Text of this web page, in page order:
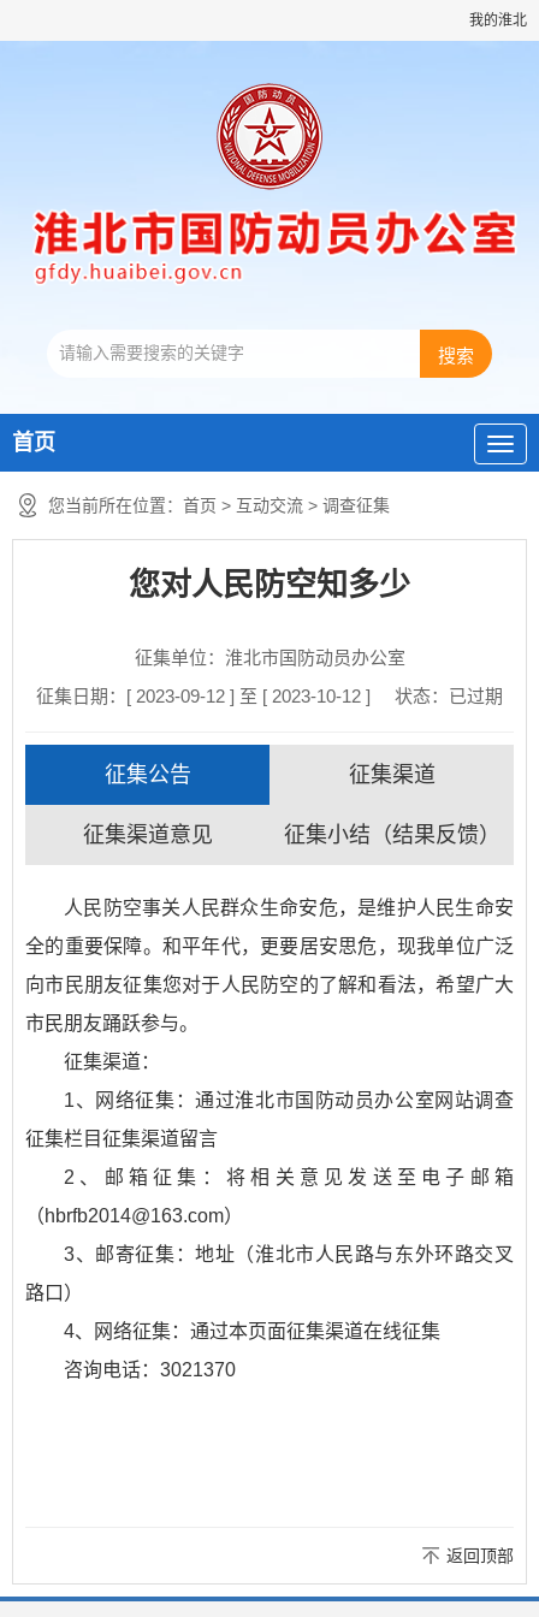
我的淮北
首页
您当前所在位置： 首页 > 互动交流 > 调查征集
您对人民防空知多少
征集单位：淮北市国防动员办公室
征集日期：[ 2023-09-12 ] 至 [ 2023-10-12 ]
状态： 已过期
征集公告 征集渠道
征集渠道意见 征集小结（结果反馈）
人民防空事关人民群众生命安危，是维护人民生命安
全的重要保障。和平年代，更要居安思危，现我单位广泛
向市民朋友征集您对于人民防空的了解和看法，希望广大
市民朋友踊跃参与。
征集渠道：
1、网络征集：通过淮北市国防动员办公室网站调查
征集栏目征集渠道留言
2、邮箱征集：将相关意见发送至电子邮箱
（hbrfb2014@163.com）
3、邮寄征集：地址（淮北市人民路与东外环路交叉
路口）
4、网络征集：通过本页面征集渠道在线征集
咨询电话：3021370
返回顶部